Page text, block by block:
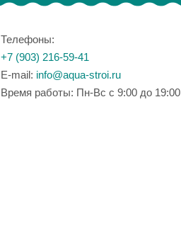
Телефоны:
+7 (903) 216-59-41
E-mail: info@aqua-stroi.ru
Время работы: Пн-Вс с 9:00 до 19:00